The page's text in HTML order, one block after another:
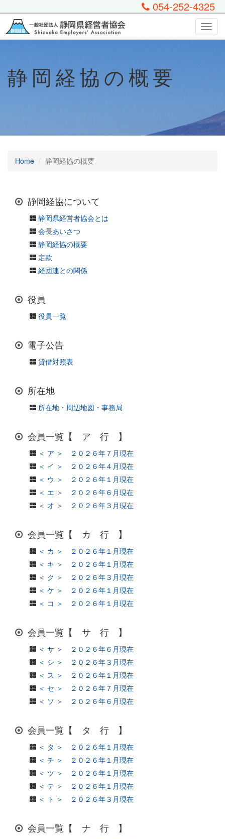
054-252-4325
静岡経協の概要
Home 静岡経協の概要
静岡経協について
静岡県経営者協会とは
会長あいさつ
静岡経協の概要
定款
経団連との関係
役員
役員一覧
電子公告
貸借対照表
所在地
所在地・周辺地図・事務局
会員一覧【 ア 行 】
＜ ア ＞ ２０２６年７月現在
＜ イ ＞ ２０２６年４月現在
＜ ウ ＞ ２０２６年１月現在
＜ エ ＞ ２０２６年６月現在
＜ オ ＞ ２０２６年３月現在
会員一覧【 カ 行 】
＜ カ ＞ ２０２６年１月現在
＜ キ ＞ ２０２６年１月現在
＜ ク ＞ ２０２６年３月現在
＜ ケ ＞ ２０２６年１月現在
＜ コ ＞ ２０２６年１月現在
会員一覧【 サ 行 】
＜ サ ＞ ２０２６年６月現在
＜ シ ＞ ２０２６年３月現在
＜ ス ＞ ２０２６年１月現在
＜ セ ＞ ２０２６年７月現在
＜ ソ ＞ ２０２６年６月現在
会員一覧【 タ 行 】
＜ タ ＞ ２０２６年１月現在
＜ チ ＞ ２０２６年１月現在
＜ ツ ＞ ２０２６年１月現在
＜ テ ＞ ２０２６年１月現在
＜ ト ＞ ２０２６年３月現在
会員一覧【 ナ 行 】